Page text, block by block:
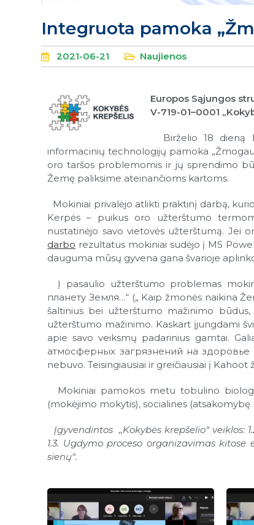
Integruota pamoka
2021-06-21 Naujienos
Europos Sąjungos
V-719-01–0001
Birželio 18 dieną
informacinių technologijų pamoka
oro taršos problemomis ir jų sprendimo
Žemę paliksime ateinančioms kartoms.
Mokiniai privalėjo atlikti praktinį darbą,
Kerpės – puikus oro užterštumo
nustatinėjo savo vietovės užterštumą. Jei
darbo rezultatus mokiniai sudėjo į MS
dauguma mūsų gyvena gana švarioje
Į pasaulio užterštumo problemas
планету Земля…“ („ Kaip žmonės naikina
šaltinius bei užterštumo mažinimo
užterštumo mažinimo. Kaskart įjungdami
apie savo veiksmų padarinius gamtai.
атмосферных загрязнений на здоровье
nebuvo. Teisingiausiai ir greičiausiai į
Mokiniai pamokos metu tobulino
(mokėjimo mokytis), socialines
Įgyvendintos ,,Kokybės krepšelio“ veiklos:
1.3. Ugdymo proceso organizavimas
sienų“.